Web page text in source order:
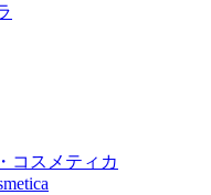
コスメティカ